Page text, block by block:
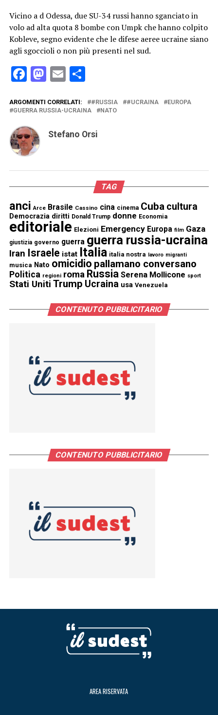
Vicino a d Odessa, due SU-34 russi hanno sganciato in
volo ad alta quota 8 bombe con Umpk che hanno colpito
Kobleve, segno evidente che le difese aeree ucraine siano
agli sgoccioli o non più presenti nel sud.
Facebook
Mastodon
EmailCondividi
ARGOMENTI CORRELATI: #RUSSIA #UCRAINA
EUROPA
GUERRA RUSSIA-UCRAINA
NATO
Stefano Orsi
TAG
anci Arce Brasile Cassino cina cinema Cuba cultura
Democrazia diritti Donald Trump donne Economia
editoriale Elezioni Emergency Europa film Gaza
giustizia governo guerra guerra russia-ucraina
Iran Israele istat Italia italia nostra lavoro migranti
musica Nato omicidio pallamano conversano
Politica regioni roma Russia Serena Mollicone sport
Stati Uniti Trump Ucraina usa Venezuela
CONTENUTO PUBBLICITARIO
CONTENUTO PUBBLICITARIO
AREA RISERVATA